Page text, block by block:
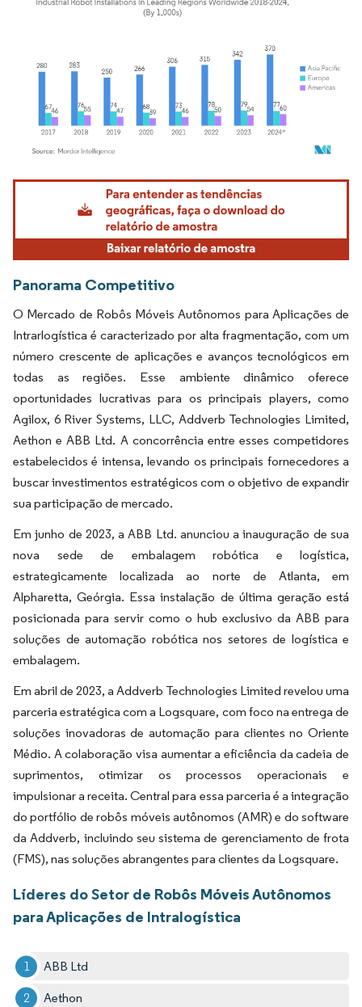
Imagem © Mordor Intelligence. O reuso requer atribuição conforme CC BY 4.0.
Panorama Competitivo
O Mercado de Robôs Móveis Autônomos para Aplicações de
Intrarlogística é caracterizado por alta fragmentação, com um
número crescente de aplicações e avanços tecnológicos em
todas as regiões. Esse ambiente dinâmico oferece
oportunidades lucrativas para os principais players, como
Agilox, 6 River Systems, LLC, Addverb Technologies Limited,
Aethon e ABB Ltd. A concorrência entre esses competidores
estabelecidos é intensa, levando os principais fornecedores a
buscar investimentos estratégicos com o objetivo de expandir
sua participação de mercado.
Em junho de 2023, a ABB Ltd. anunciou a inauguração de sua
nova sede de embalagem robótica e logística,
estrategicamente localizada ao norte de Atlanta, em
Alpharetta, Geórgia. Essa instalação de última geração está
posicionada para servir como o hub exclusivo da ABB para
soluções de automação robótica nos setores de logística e
embalagem.
Em abril de 2023, a Addverb Technologies Limited revelou uma
parceria estratégica com a Logsquare, com foco na entrega de
soluções inovadoras de automação para clientes no Oriente
Médio. A colaboração visa aumentar a eficiência da cadeia de
suprimentos, otimizar os processos operacionais e
impulsionar a receita. Central para essa parceria é a integração
do portfólio de robôs móveis autônomos (AMR) e do software
da Addverb, incluindo seu sistema de gerenciamento de frota
(FMS), nas soluções abrangentes para clientes da Logsquare.
Líderes do Setor de Robôs Móveis Autônomos
para Aplicações de Intralogística
ABB Ltd
Aethon